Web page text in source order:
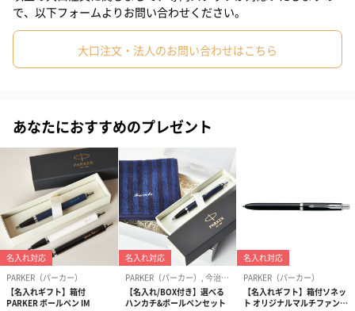
ベイシティブルーCT
ロンドンキャブブラックCT
筆記具ブランド「PARKER（パーカー）」
1888年、商業者ジョージ・サッフォード・パーカーは、”優れた
ペンを作り上げる”という信念のもと、革新的な独自のインク供給
システムを採用した「ラッキー・カーブ・ペン」を世に送り出し
ました。
ひたむきに”優れたペン”を追い求め、ペンの開発に取り組み続け
てきたパーカー。快適な書き味をもたらす高い機能性はもちろ
ん、時代を彩ってきた美しく魅力的なデザインは、常にクラフト
#80代 #90代
で、以下フォームよりお問い合わせください。
大口注文・法人のお問い合わせはこちら
あなたにおすすめのプレゼント